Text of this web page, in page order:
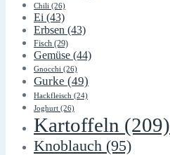
Chili (26)
Ei (43)
Erbsen (43)
Fisch (29)
Gemüse (44)
Gnocchi (26)
Gurke (49)
Hackfleisch (24)
Joghurt (26)
Kartoffeln (209)
Knoblauch (95)